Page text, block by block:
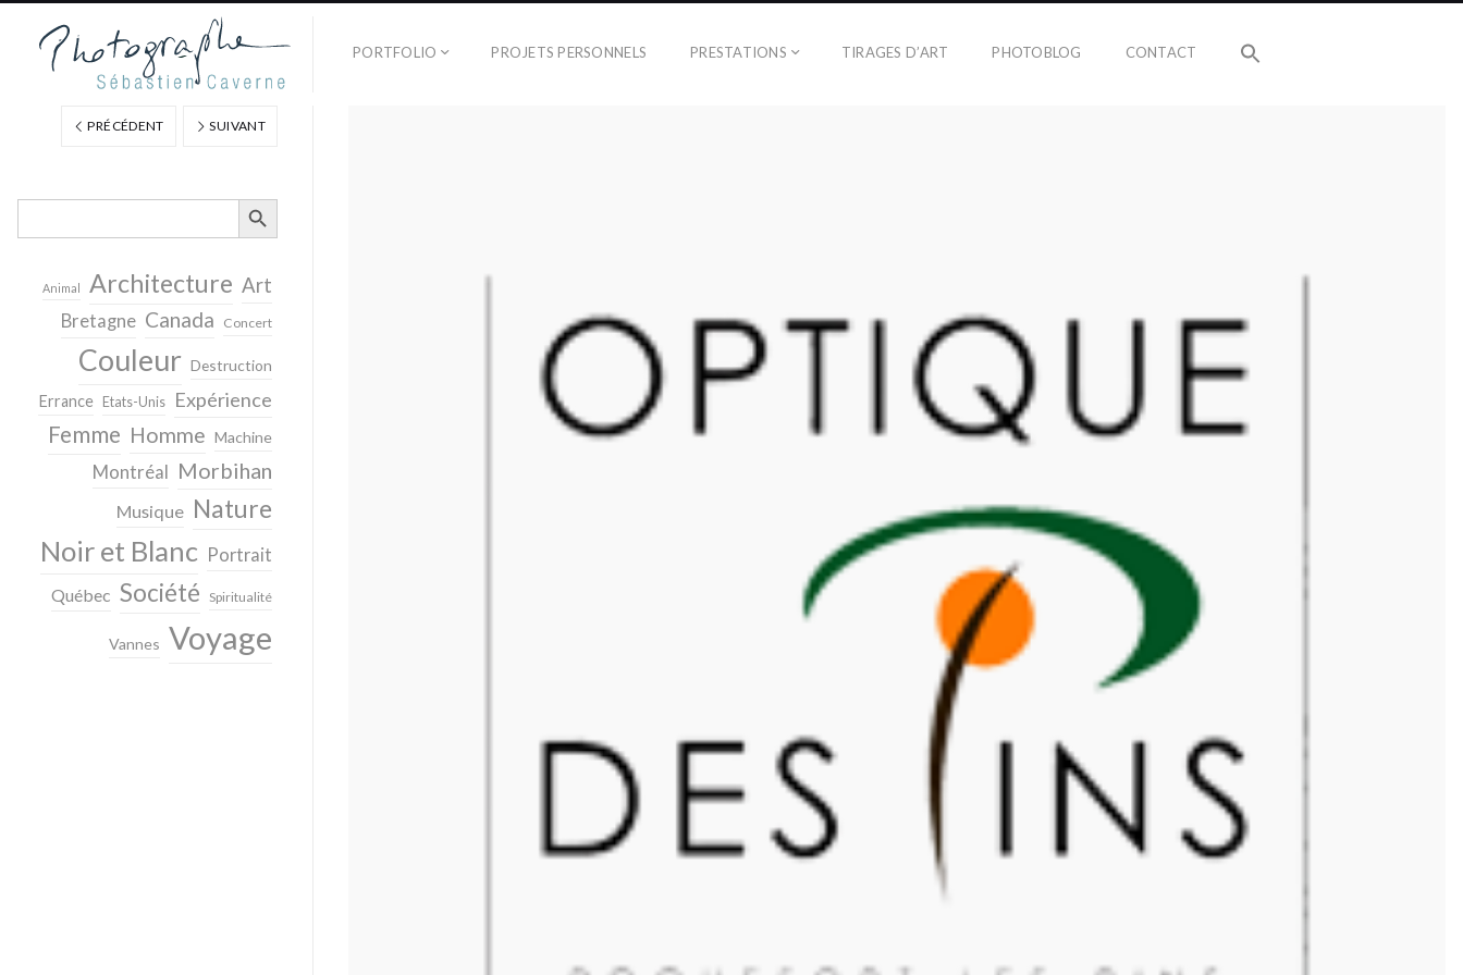
PORTFOLIO PROJETS PERSONNELS PRESTATIONS TIRAGES D’ART PHOTOBLOG CONTACT
PRÉCÉDENT SUIVANT
Search
SEARCH BUTTON
Animal Architecture Art
Bretagne Canada Concert
Couleur Destruction
Errance
Etats-Unis Expérience
Femme Homme Machine
Montréal Morbihan
Musique Nature
Noir et Blanc Portrait
Québec Société Spiritualité
Vannes Voyage